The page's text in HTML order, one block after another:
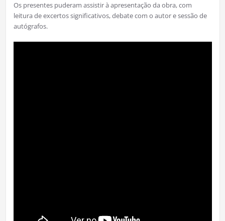
Os presentes puderam assistir à apresentação da obra, com
leitura de excertos significativos, debate com o autor e sessão de
autógrafos.